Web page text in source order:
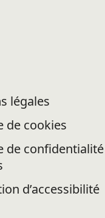
légales
de cookies
de
d’accessibilité